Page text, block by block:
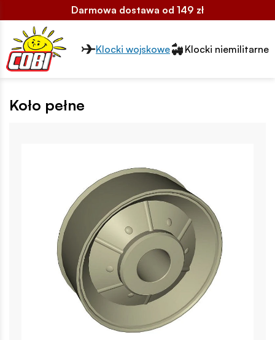
Darmowa dostawa od 149 zł
Przełącznik segmentów2
Klocki wojskowe Klocki niemilitarne
Koło pełne